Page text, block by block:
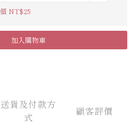
NT$25
加入購物車
送貨及付款方
式
顧客評價